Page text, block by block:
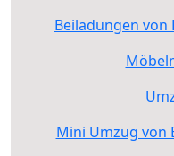
Beiladungen von
Mini Umzug von